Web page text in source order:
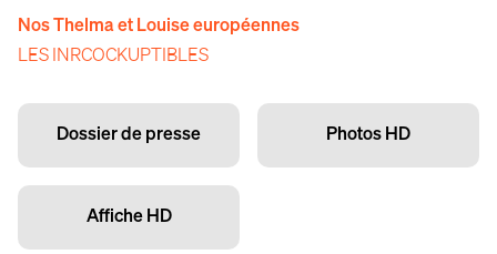
Nos Thelma et Louise européennes
LES INRCOCKUPTIBLES
Dossier de presse Photos HD
Affiche HD